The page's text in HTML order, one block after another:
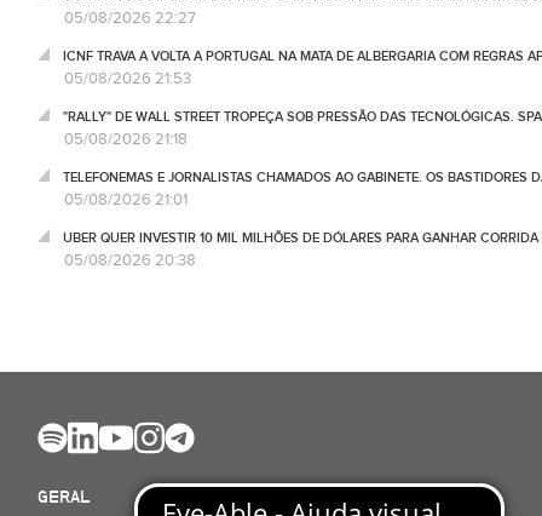
05/08/2026 22:27
ICNF TRAVA A VOLTA A PORTUGAL NA MATA DE ALBERGARIA COM REGRAS
05/08/2026 21:53
"RALLY" DE WALL STREET TROPEÇA SOB PRESSÃO DAS TECNOLÓGICAS.
05/08/2026 21:18
TELEFONEMAS E JORNALISTAS CHAMADOS AO GABINETE. OS BASTIDORES
05/08/2026 21:01
UBER QUER INVESTIR 10 MIL MILHÕES DE DÓLARES PARA GANHAR
05/08/2026 20:38
GERAL